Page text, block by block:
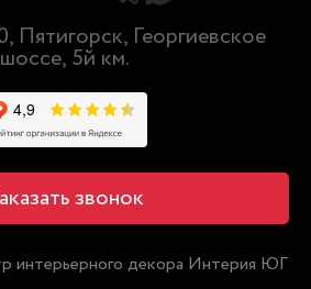
Пятигорск, Георгиевское
шоссе, 5й км.
звонок
интерьерного декора Интерия ЮГ